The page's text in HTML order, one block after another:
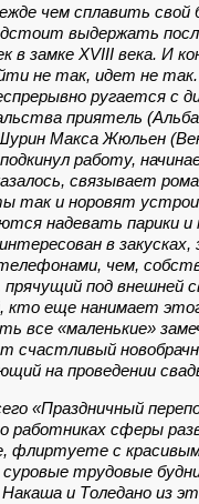
чем сплавить свой
выдержать
в замке XVIII века. И
не так, идет не
ругается с
приятель
Макса Жюльен
работу,
связывает
так и норовят
надевать парики
в
чем,
под внешней
кто еще нанимает
все «маленькие»
счастливый
на проведении
«Праздничный
работниках сферы
флиртуете с
трудовые
Накаша и Толедано из